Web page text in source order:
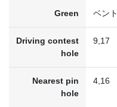
Green ベント
Driving contest
hole
9,17
Nearest pin
hole
4,16